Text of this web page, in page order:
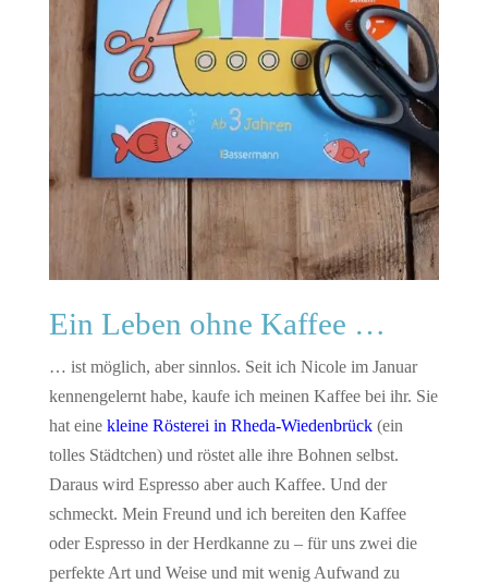
Ein Leben ohne Kaffee …
… ist möglich, aber sinnlos. Seit ich Nicole im Januar
kennengelernt habe, kaufe ich meinen Kaffee bei ihr. Sie
hat eine kleine Rösterei in Rheda-Wiedenbrück(ein
tolles Städtchen) und röstet alle ihre Bohnen selbst.
Daraus wird Espresso aber auch Kaffee. Und der
schmeckt. Mein Freund und ich bereiten den Kaffee
oder Espresso in der Herdkanne zu – für uns zwei die
perfekte Art und Weise und mit wenig Aufwand zu